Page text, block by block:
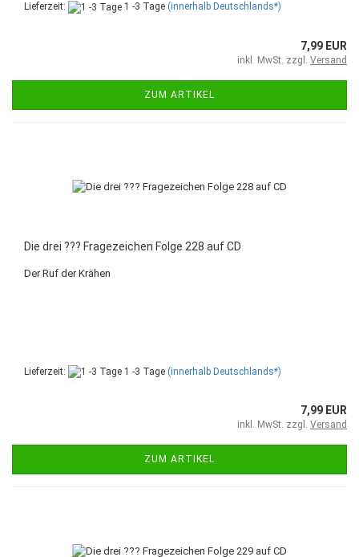
Lieferzeit: 1 -3 Tage (innerhalb Deutschlands*)
7,99 EUR
inkl. MwSt. zzgl. Versand
ZUM ARTIKEL
Die drei ??? Fragezeichen Folge 228 auf CD
Der Ruf der Krähen
Lieferzeit: 1 -3 Tage (innerhalb Deutschlands*)
7,99 EUR
inkl. MwSt. zzgl. Versand
ZUM ARTIKEL